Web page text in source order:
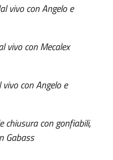
vivo con Angelo e
vivo con Mecalex
con Angelo e
chiusura con gonfiabili,
Gabass